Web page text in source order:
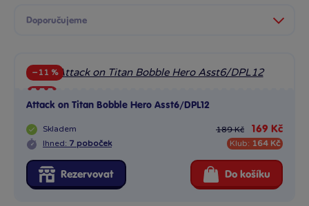
−11 %
Sleva
Attack on Titan Bobble Hero Asst6/DPL12
Skladem
Ihned: 7 poboček
189 Kč 169 Kč
Klub: 164 Kč
Rezervovat Do košíku